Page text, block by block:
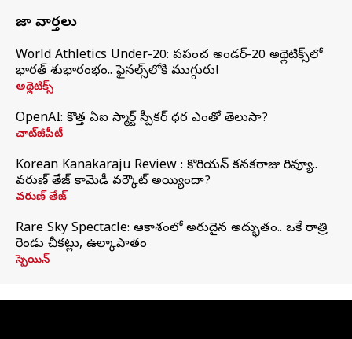
తాజా వార్తలు
World Athletics Under-20: ప్రపంచ అండర్-20 అథ్లెటిక్స్‌లో
భారత్‌ శుభారంభం.. ఫైనల్స్‌లోకి ముగ్గురు!
అథ్లెటిక్స్
OpenAI: కొత్త ఏఐ స్మార్ట్ స్పీకర్ ధర ఎంతో తెలుసా?
చాట్‌జీపీటీ
Korean Kanakaraju Review : కొరియన్ కనకరాజు రివ్యూ..
వరుణ్ తేజ్ కామెడీ వర్కౌట్ అయ్యిందా?
వరుణ్ తేజ్
Rare Sky Spectacle: ఆకాశంలో అరుదైన అద్భుతం.. ఒకే రాత్రి
రెండు చీకట్లు, ఉల్కాపాతం
స్పెయిన్